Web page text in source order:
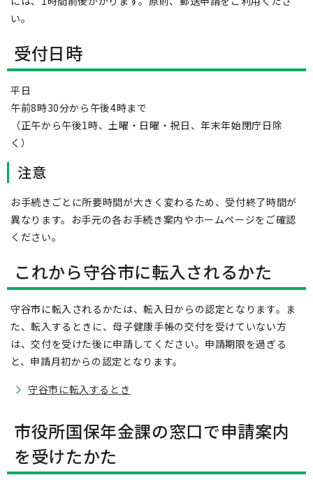
い。
受付日時
平日
午前8時30分から午後4時まで
（正午から午後1時、土曜・日曜・祝日、年末年始閉庁日除
く）
注意
お手続きごとに所要時間が大きく変わるため、受付終了時間が
異なります。お手元の各お手続き案内やホームページをご確認
ください。
これから守谷市に転入されるかた
守谷市に転入されるかたは、転入日からの認定となります。ま
た、転入するときに、母子健康手帳の交付を受けていない方
は、交付を受けた後に申請してください。申請期限を過ぎる
と、申請月初からの認定となります。
守谷市に転入するとき
市役所国保年金課の窓口で申請案内
を受けたかた